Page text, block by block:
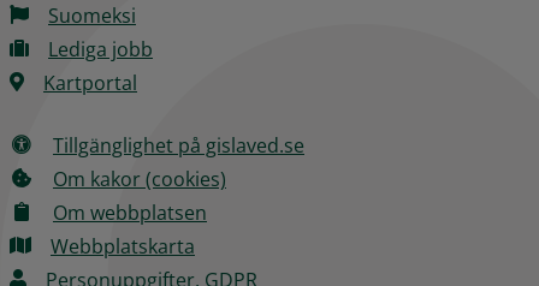
Suomeksi
Lediga jobb
Kartportal
Tillgänglighet på gislaved.se
Om kakor (cookies)
Om webbplatsen
Webbplatskarta
Personuppgifter, GDPR